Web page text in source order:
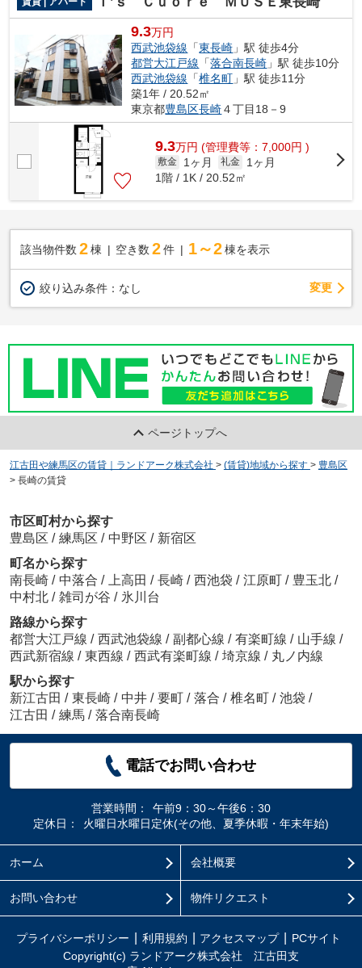
9.3万円
西武池袋線 「東長崎 」駅 徒歩4分
都営大江戸線 「落合南長崎 」駅 徒歩10分
西武池袋線 「椎名町 」駅 徒歩11分
築1年 / 20.52㎡
東京都豊島区長崎４丁目18－9
9.3万円 (管理費等：7,000円 )
敷金 1ヶ月 礼金
1ヶ月
1階 / 1K / 20.52㎡
該当物件数 2棟 空き数 2 件 1～2 棟を表示
絞り込み条件： なし 変更
ページトップへ
江古田や練馬区の賃貸｜ランドアーク株式会社 > (賃貸)地域から探す > 豊島区
> 長崎の賃貸
市区町村から探す
豊島区 / 練馬区 / 中野区 / 新宿区
町名から探す
南長崎 / 中落合 / 上高田 / 長崎 / 西池袋 / 江原町 / 豊玉北 /
中村北 / 雑司が谷 / 氷川台
路線から探す
都営大江戸線 / 西武池袋線 / 副都心線 / 有楽町線 / 山手線 /
西武新宿線 / 東西線 / 西武有楽町線 / 埼京線 / 丸ノ内線
駅から探す
新江古田 / 東長崎 / 中井 / 要町 / 落合 / 椎名町 / 池袋 /
江古田 / 練馬 / 落合南長崎
電話でお問い合わせ
営業時間：
午前9：30～午後6：30
定休日：
火曜日水曜日定休(その他、夏季休暇・年末年始)
ホーム 会社概要
お問い合わせ 物件リクエスト
プライバシーポリシー 利用規約 アクセスマップ
PCサイト
Copyright(c) ランドアーク株式会社 江古田支